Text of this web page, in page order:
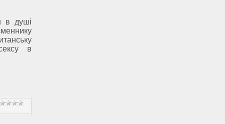
в душі
в